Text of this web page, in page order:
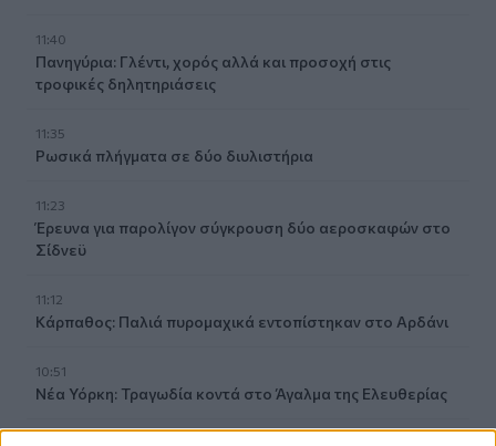
11:40
Πανηγύρια: Γλέντι, χορός αλλά και προσοχή στις
τροφικές δηλητηριάσεις
11:35
Ρωσικά πλήγματα σε δύο διυλιστήρια
11:23
Έρευνα για παρολίγον σύγκρουση δύο αεροσκαφών στο
Σίδνεϋ
11:12
Κάρπαθος: Παλιά πυρομαχικά εντοπίστηκαν στο Αρδάνι
10:51
Νέα Υόρκη: Τραγωδία κοντά στο Άγαλμα της Ελευθερίας